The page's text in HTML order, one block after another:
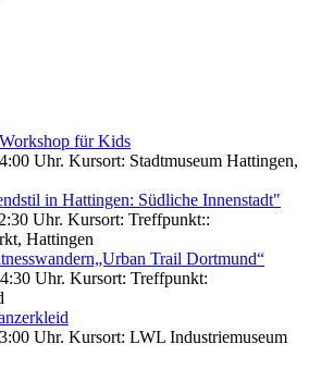
für Kids
Uhr. Kursort: Stadtmuseum Hattingen,
in Hattingen: Südliche Innenstadt"
Uhr. Kursort: Treffpunkt::
Hattingen
Trail Dortmund“
Uhr. Kursort: Treffpunkt:
Uhr. Kursort: LWL Industriemuseum